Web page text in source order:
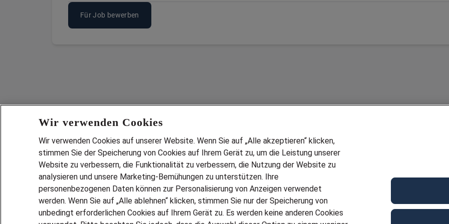
Für Job bewerben
Services
JOBSUCHE
LEBENSLAUF GENERATOR
ZEITARBEIT
Wir verwenden Cookies
Wir verwenden Cookies auf unserer Website. Wenn Sie auf „Alle akzeptieren“ klicken,
stimmen Sie der Speicherung von Cookies auf Ihrem Gerät zu, um die Leistung unserer
Website zu verbessern, die Funktionalität zu verbessern, die Nutzung der Website zu
analysieren und unsere Marketing-Bemühungen zu unterstützen. Ihre
personenbezogenen Daten können zur Personalisierung von Anzeigen verwendet
werden. Wenn Sie auf „Alle ablehnen“ klicken, stimmen Sie nur der Speicherung von
unbedingt erforderlichen Cookies auf Ihrem Gerät zu. Es werden keine anderen Cookies